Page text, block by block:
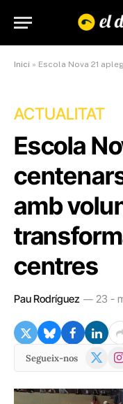
Inici » Escola Nova 21 aplega
ACTUALITAT
Escola
amb
centres
Pau Rodríguez 23 -
Segueix-nos
X